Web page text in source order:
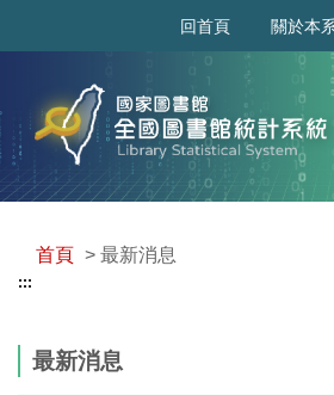
回首頁 關於本
首頁 > 最新消息
:::
最新消息